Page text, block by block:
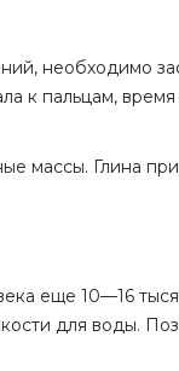
необходимо
к пальцам,
массы. Глина
еще 10—16
для воды.